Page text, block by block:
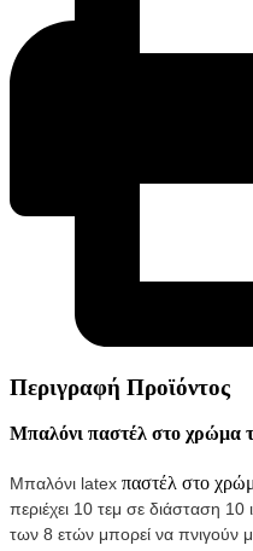
Περιγραφή Προϊόντος
Μπαλόνι παστέλ στο χρώμα
Μπαλόνι latex παστέλ στο
περιέχει 10 τεμ σε διάσταση
των 8 ετών μπορεί να πνιγούν